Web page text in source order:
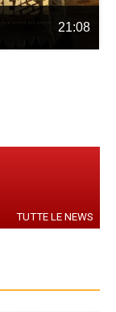
21:08
TUTTE LE NEWS